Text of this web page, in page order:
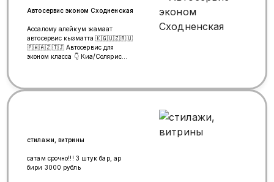
Автосервис эконом Сходненская
Ассалому алейкум жамаат
автосервис кызматта 🇰🇬🇺🇿🇷🇺
🇵🇼🇦🇿🇹🇯 Автосервис для
эконом класса 👇 Киа/Солярис
двигателя (матор) Ремонт ходовой
масло от 500р Метро Сходненская
+79919799513 уста Тагдыр
стилажи, витрины
сатам срочно!!! 3 штук бар, ар
бири 3000 рубль